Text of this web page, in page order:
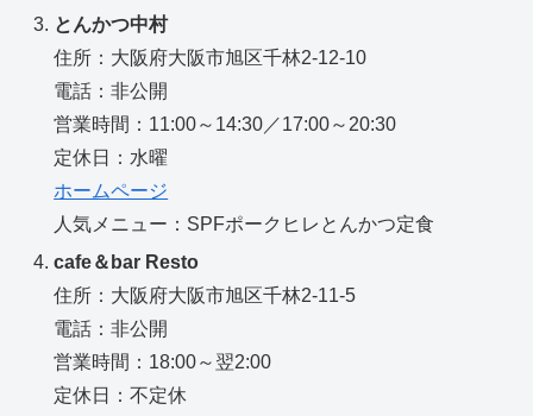
とんかつ中村
住所：大阪府大阪市旭区千林2-12-10
電話：非公開
営業時間：11:00～14:30／17:00～20:30
定休日：水曜
ホームページ
人気メニュー：SPFポークヒレとんかつ定食
cafe＆bar Resto
住所：大阪府大阪市旭区千林2-11-5
電話：非公開
営業時間：18:00～翌2:00
定休日：不定休